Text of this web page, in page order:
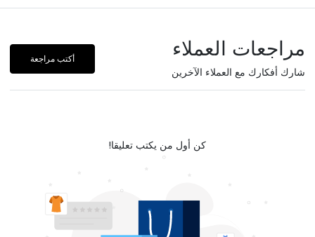
مراجعات العملاء
شارك أفكارك مع العملاء الآخرين
أكتب مراجعة
كن أول من يكتب تعليقا!